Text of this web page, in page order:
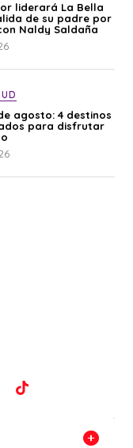
liderará La Bella
de su padre por
Naldy Saldaña
agosto: 4 destinos
para disfrutar